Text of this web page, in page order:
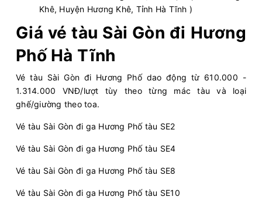
Khê, Huyện Hương Khê, Tỉnh Hà Tĩnh )
Giá vé tàu Sài Gòn đi Hương
Phố Hà Tĩnh
Vé tàu Sài Gòn đi Hương Phố dao động từ 610.000 -
1.314.000 VNĐ/lượt tùy theo từng mác tàu và loại
ghế/giường theo toa.
Vé tàu Sài Gòn đi ga Hương Phố tàu SE2
Vé tàu Sài Gòn đi ga Hương Phố tàu SE4
Vé tàu Sài Gòn đi ga Hương Phố tàu SE8
Vé tàu Sài Gòn đi ga Hương Phố tàu SE10